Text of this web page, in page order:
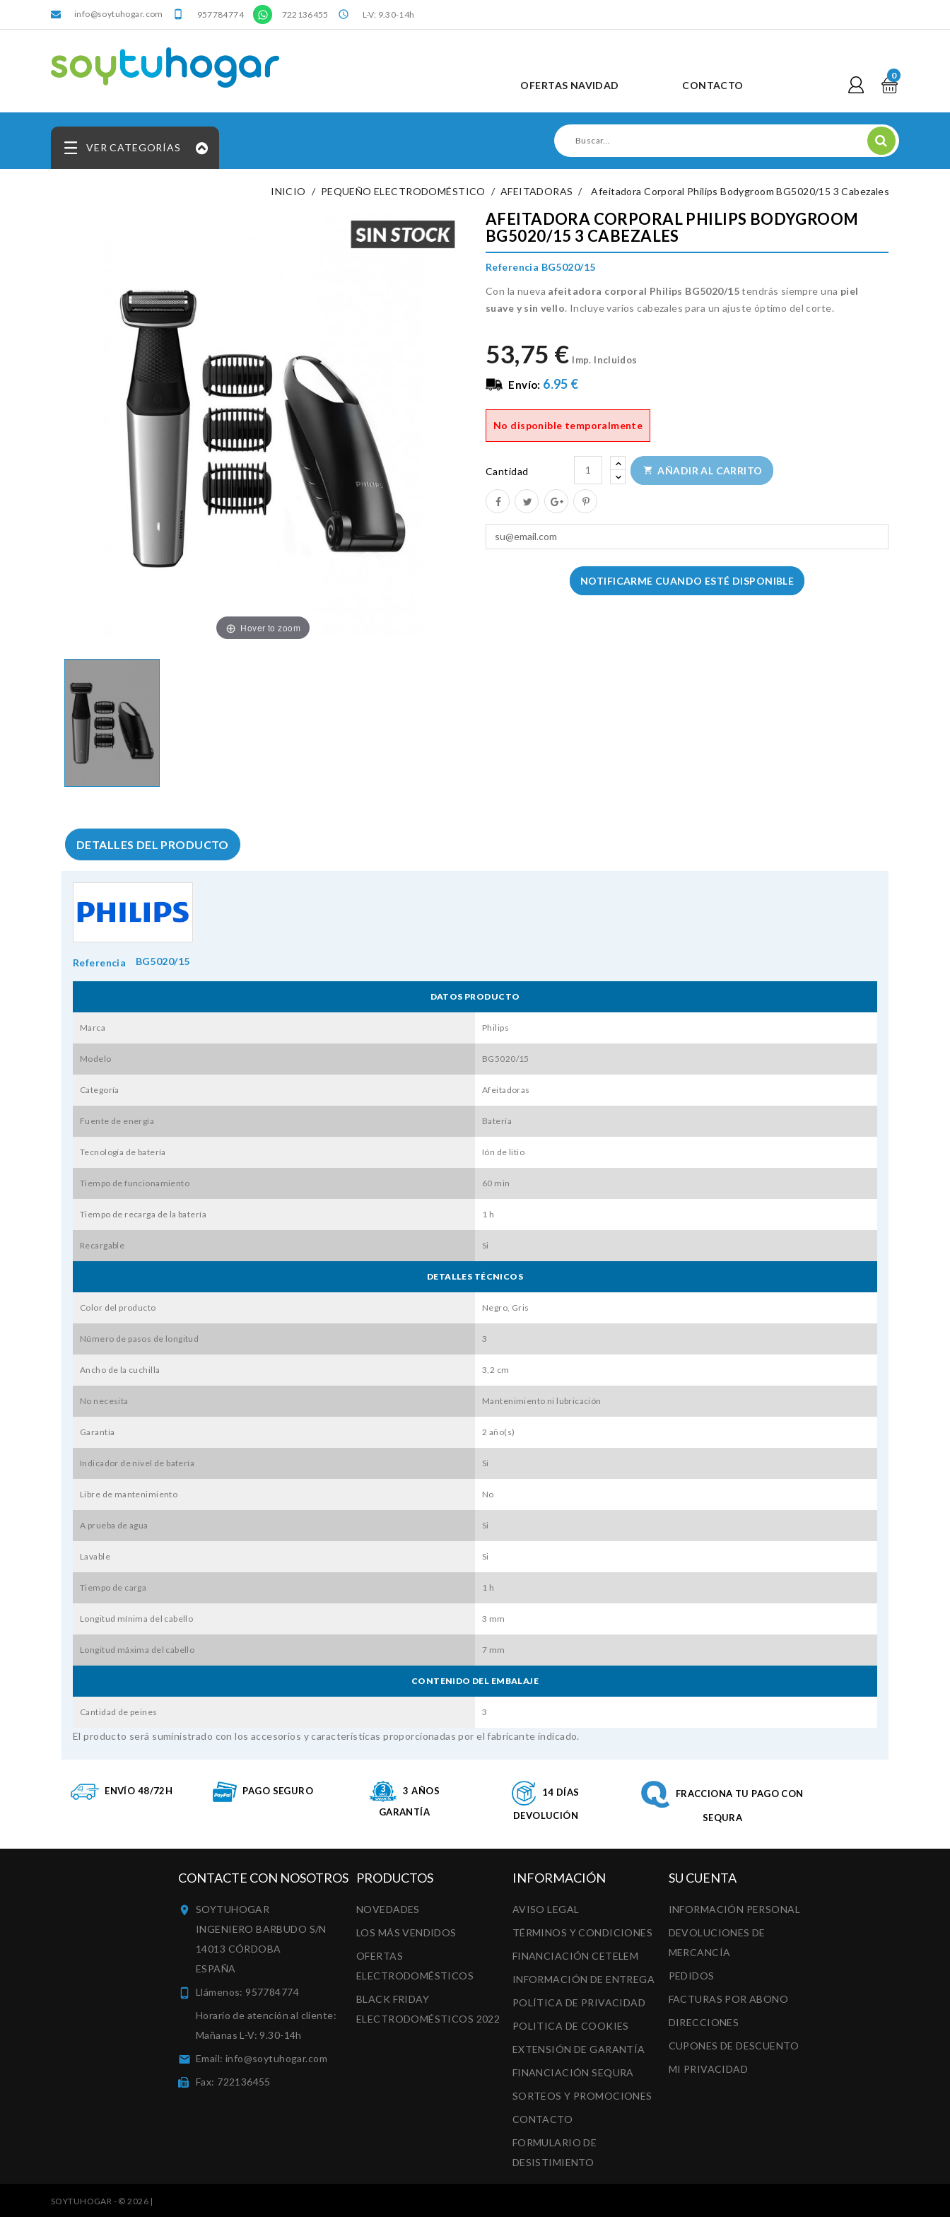
info@soytuhogar.com  957784774 ' 722136455 query_builder L-V: 9.30-14h
OFERTAS NAVIDAD CONTACTO
0
VER CATEGORÍAS
INICIO PEQUEÑO ELECTRODOMÉSTICO AFEITADORAS Afeitadora Corporal Philips Bodygroom BG5020/15 3 Cabezales
Hover to zoom
AFEITADORA CORPORAL PHILIPS BODYGROOM
BG5020/15 3 CABEZALES
Referencia BG5020/15
Con la nueva afeitadora corporal Philips BG5020/15tendrás siempre una piel
suave y sin vello. Incluye varios cabezales para un ajuste óptimo del corte.
53,75 € Imp. Incluidos
Envío: 6.95 €
No disponible temporalmente
Cantidad  AÑADIR AL CARRITO
NOTIFICARME CUANDO ESTÉ DISPONIBLE
DETALLES DEL PRODUCTO
Referencia BG5020/15
DATOS PRODUCTO
Marca Philips
Modelo BG5020/15
Categoría Afeitadoras
Fuente de energía Batería
Tecnología de batería Ión de litio
Tiempo de funcionamiento 60 min
Tiempo de recarga de la batería 1 h
Recargable Si
DETALLES TÉCNICOS
Color del producto Negro, Gris
Número de pasos de longitud 3
Ancho de la cuchilla 3,2 cm
No necesita Mantenimiento ni lubricación
Garantía 2 año(s)
Indicador de nivel de batería Si
Libre de mantenimiento No
A prueba de agua Si
Lavable Si
Tiempo de carga 1 h
Longitud mínima del cabello 3 mm
Longitud máxima del cabello 7 mm
CONTENIDO DEL EMBALAJE
Cantidad de peines 3
El producto será suministrado con los accesorios y características proporcionadas por el fabricante indicado.
ENVÍO 48/72H PAGO SEGURO
3 AÑOS
GARANTÍA
14 DÍAS
DEVOLUCIÓN
FRACCIONA TU PAGO CON
SEQURA
CONTACTE CON NOSOTROS
 SOYTUHOGAR
INGENIERO BARBUDO S/N
14013 CÓRDOBA
ESPAÑA
 Llámenos: 957784774
Horario de atención al cliente:
Mañanas L-V: 9.30-14h
 Email: info@soytuhogar.com
Fax: 722136455
PRODUCTOS
NOVEDADES
LOS MÁS VENDIDOS
OFERTAS
ELECTRODOMÉSTICOS
BLACK FRIDAY
ELECTRODOMÉSTICOS 2022
INFORMACIÓN
AVISO LEGAL
TÉRMINOS Y CONDICIONES
FINANCIACIÓN CETELEM
INFORMACIÓN DE ENTREGA
POLÍTICA DE PRIVACIDAD
POLITICA DE COOKIES
EXTENSIÓN DE GARANTÍA
FINANCIACIÓN SEQURA
SORTEOS Y PROMOCIONES
CONTACTO
FORMULARIO DE
DESISTIMIENTO
SU CUENTA
INFORMACIÓN PERSONAL
DEVOLUCIONES DE
MERCANCÍA
PEDIDOS
FACTURAS POR ABONO
DIRECCIONES
CUPONES DE DESCUENTO
MI PRIVACIDAD
SOYTUHOGAR - © 2026 |